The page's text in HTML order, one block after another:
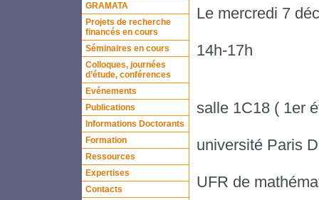
GRAMATA
Projets de recherche
financés en cours
Séminaires en cours
Colloques, journées
d’étude, conférences
Evénements
Publications
Informations Doctorants
Formation
Ressources
Expertises
Contacts
Le mercredi 7
14h-17h
salle 1C18 ( 1er
université Paris
UFR de